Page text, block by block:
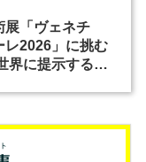
展「ヴェネチ
レ2026」に挑む
界に提示する美